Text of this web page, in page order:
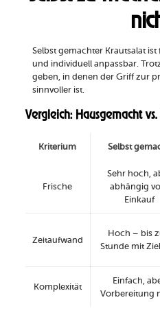
Selbst gemachter Krautsalat
und individuell anpassbar.
geben, in denen der Griff zur
sinnvoller ist.
Vergleich: Hausgemacht
Kriterium Selbst
Frische
Sehr hoch,
abhängig
Einkauf
Zeitaufwand
Hoch – bis
Stunde mit
Komplexität
Einfach,
Vorbereitung